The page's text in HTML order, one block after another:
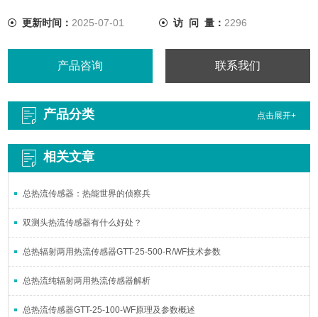
更新时间： 2025-07-01 访 问 量： 2296
产品咨询 联系我们
产品分类 点击展开+
相关文章
总热流传感器：热能世界的侦察兵
双测头热流传感器有什么好处？
总热辐射两用热流传感器GTT-25-500-R/WF技术参数
总热流纯辐射两用热流传感器解析
总热流传感器GTT-25-100-WF原理及参数概述